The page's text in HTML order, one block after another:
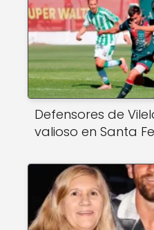
Defensores de
valioso en Santa Fe